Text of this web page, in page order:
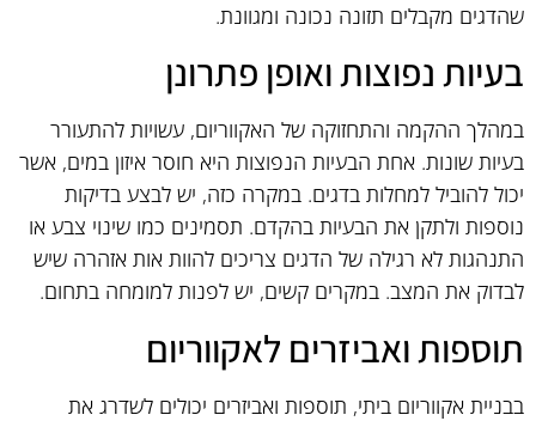
שהדגים מקבלים תזונה נכונה ומגוונת.
בעיות נפוצות ואופן פתרונן
במהלך ההקמה והתחזוקה של האקווריום, עשויות להתעורר
בעיות שונות. אחת הבעיות הנפוצות היא חוסר איזון במים, אשר
יכול להוביל למחלות בדגים. במקרה כזה, יש לבצע בדיקות
נוספות ולתקן את הבעיות בהקדם. תסמינים כמו שינוי צבע או
התנהגות לא רגילה של הדגים צריכים להוות אות אזהרה שיש
לבדוק את המצב. במקרים קשים, יש לפנות למומחה בתחום.
תוספות ואביזרים לאקווריום
בבניית אקווריום ביתי, תוספות ואביזרים יכולים לשדרג את